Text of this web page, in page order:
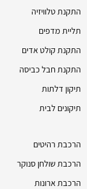
התקנת טלוויזיה
תליית מדפים
התקנת קולט אדים
התקנת חבל כביסה
תיקון דלתות
תיקונים לבית
הרכבת רהיטים
הרכבת שולחן סנוקר
הרכבת ארונות